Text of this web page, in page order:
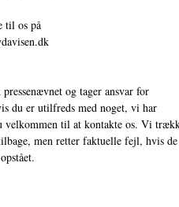
til os på
og tager ansvar for
du er utilfreds med noget, vi har
velkommen til at kontakte os. Vi
men retter faktuelle fejl, hvis de